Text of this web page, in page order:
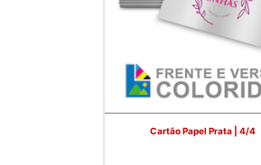
Cartão Papel Prata | 4/4